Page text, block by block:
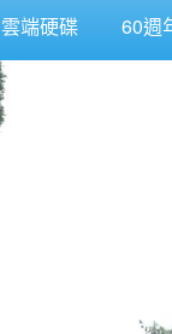
雲端硬碟 60週